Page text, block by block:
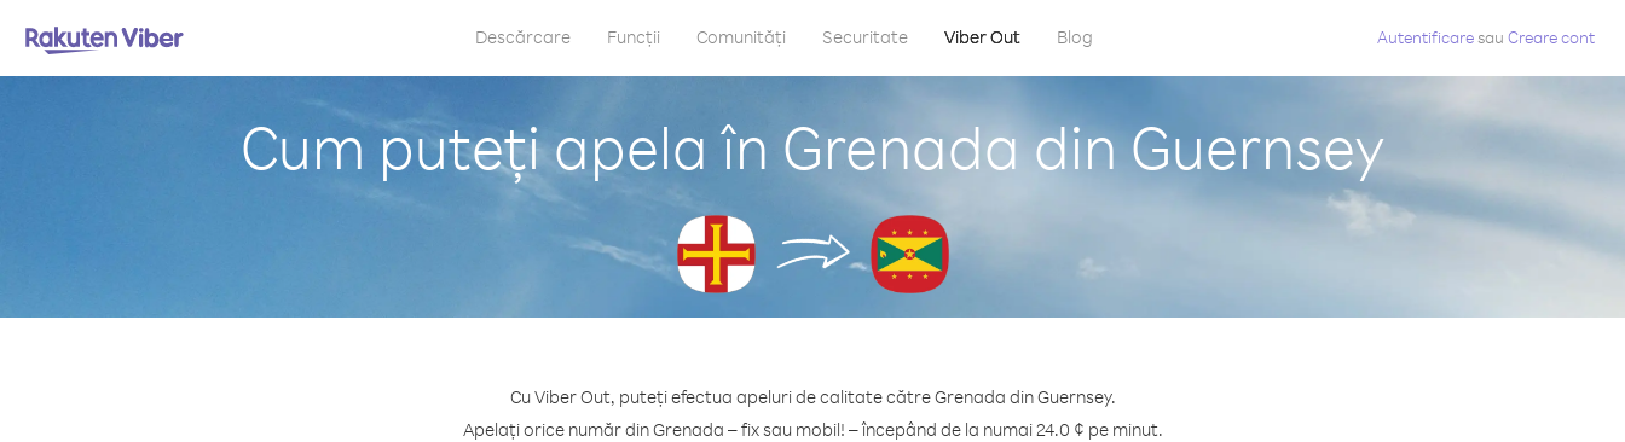
Descărcare Funcții Comunități Securitate Viber Out Blog Autentificaresau Creare cont
Cum puteți apela în Grenada din Guernsey
Cu Viber Out, puteți efectua apeluri de calitate către Grenada din Guernsey.
Apelați orice număr din Grenada – fix sau mobil! – începând de la numai 24.0 ¢ pe minut.